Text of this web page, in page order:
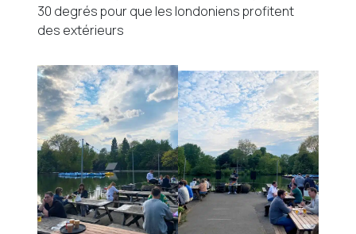
30 degrés pour que les londoniens profitent
des extérieurs